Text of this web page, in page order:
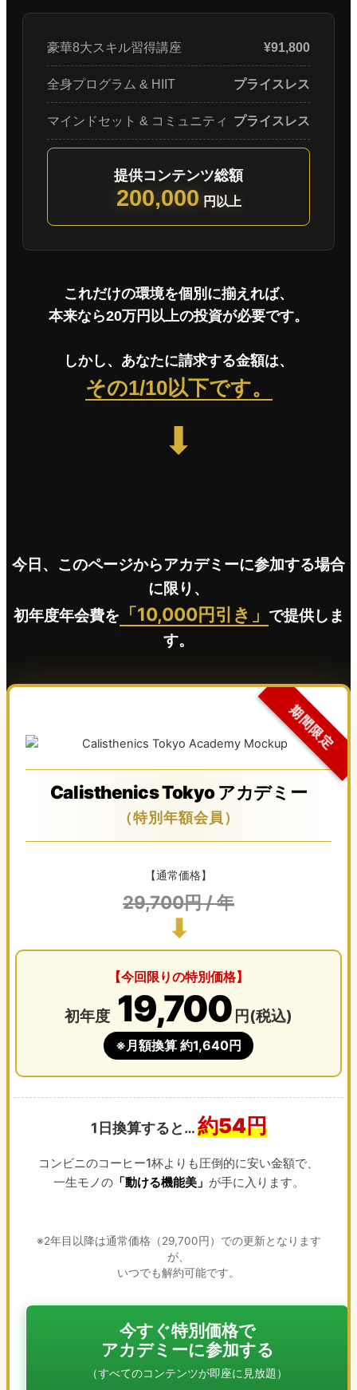
豪華8大スキル習得講座 ¥91,800
全身プログラム & HIIT プライスレス
マインドセット & コミュニティ プライスレス
提供コンテンツ総額
200,000 円以上
これだけの環境を個別に揃えれば、
本来なら20万円以上の投資が必要です。
しかし、あなたに請求する金額は、
その1/10以下です。
⬇
今日、このページからアカデミーに参加する場合
に限り、
初年度年会費を 「10,000円引き」 で提供しま
す。
期間限定
Calisthenics Tokyo アカデミー
（特別年額会員）
【通常価格】
29,700円 / 年
⬇
【今回限りの特別価格】
初年度 19,700 円(税込)
※月額換算 約1,640円
1日換算すると…約54円
コンビニのコーヒー1杯よりも圧倒的に安い金額で、
一生モノの「動ける機能美」 が手に入ります。
※2年目以降は通常価格（29,700円）での更新となります
が、
いつでも解約可能です。
今すぐ特別価格で
アカデミーに参加する
（すべてのコンテンツが即座に見放題）